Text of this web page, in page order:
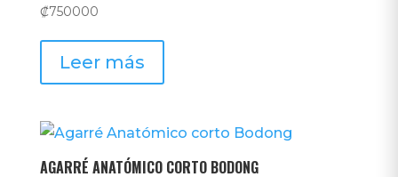
₡750000
Leer más
AGARRÉ ANATÓMICO CORTO BODONG